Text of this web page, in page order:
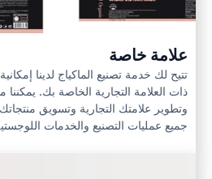
علامة خاصة
تتيح لك خدمة تصنيع الماكياج لدينا
ذات العلامة التجارية الخاصة بك.
وتطوير علامتك التجارية وتسويق
جميع عمليات التصنيع والخدمات